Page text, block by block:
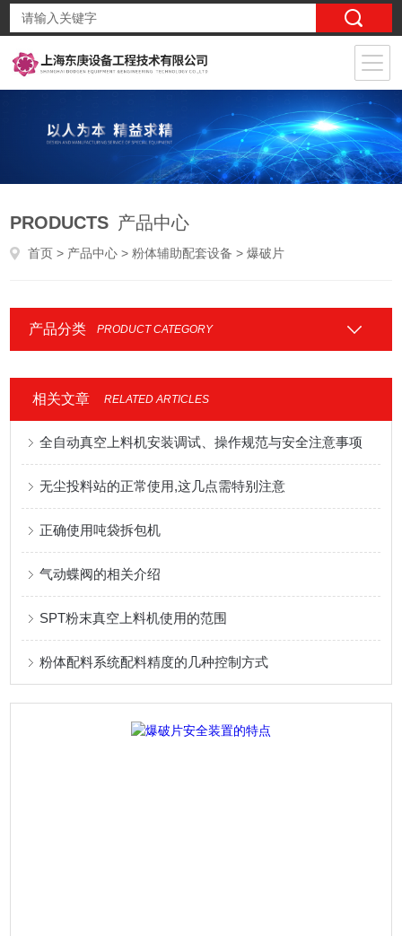
PRODUCTS 产品中心
首页 > 产品中心 >粉体辅助配套设备 > 爆破片
产品分类 PRODUCT CATEGORY
相关文章 RELATED ARTICLES
全自动真空上料机安装调试、操作规范与安全注意事项
无尘投料站的正常使用,这几点需特别注意
正确使用吨袋拆包机
气动蝶阀的相关介绍
SPT粉末真空上料机使用的范围
粉体配料系统配料精度的几种控制方式